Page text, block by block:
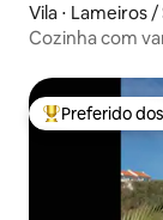
Vila ⋅ Lameiros /
Cozinha com
Entre os
Preferido